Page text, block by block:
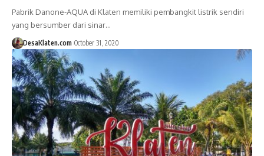
Pabrik Danone-AQUA di Klaten memiliki pembangkit listrik sendiri
yang bersumber dari sinar…
DesaKlaten.com October 31, 2020